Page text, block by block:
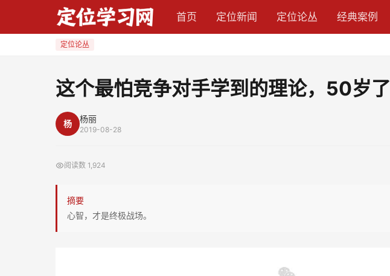
首页 定位新闻 定位论丛 经典案例
定位论丛
这个最怕竞争对手学到的理论，50岁了
杨 杨丽
2019-08-28
阅读数 1,924
摘要
心智，才是终极战场。